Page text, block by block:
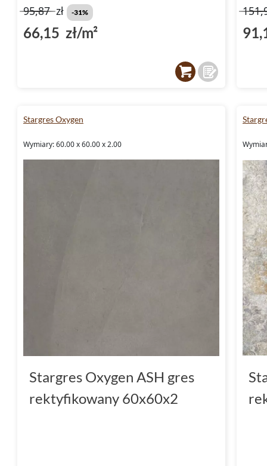
95,87zł -31%
66,15 zł/m²
Stargres Oxygen
Wymiary: 60.00 x 60.00 x 2.00
Stargres Oxygen ASH gres
rektyfikowany 60x60x2